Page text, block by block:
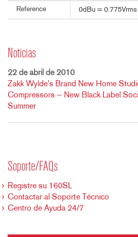
Reference 0dBu = 0.775Vrms
Noticias
22 de abril de 2010
Zakk Wylde's Brand New Home
Compressors — New Black Label
Summer
Soporte/FAQs
Registre su 160SL
Contactar al Soporte Técnico
Centro de Ayuda 24/7